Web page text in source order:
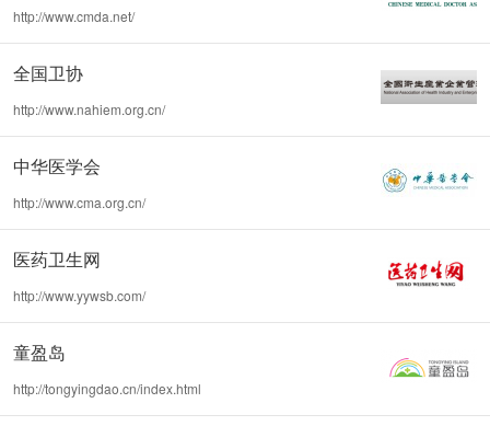
http://www.cmda.net/
全国卫协
http://www.nahiem.org.cn/
中华医学会
http://www.cma.org.cn/
医药卫生网
http://www.yywsb.com/
童盈岛
http://tongyingdao.cn/index.html